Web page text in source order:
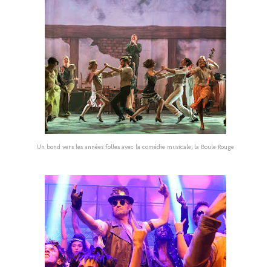
Un bond vers les années folles avec la comédie musicale, la Boule Rouge